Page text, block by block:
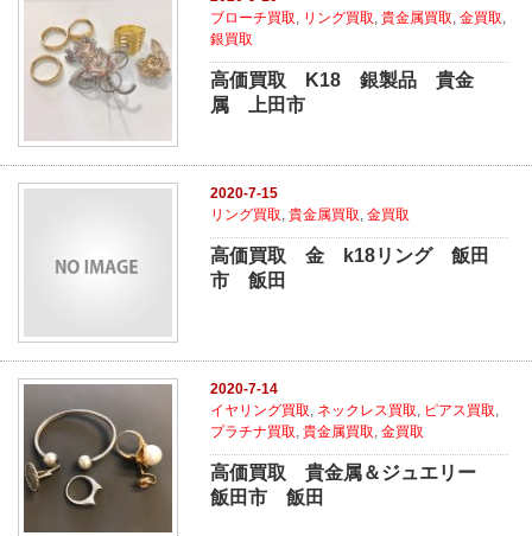
ブローチ買取, リング買取,貴金属買取,金買取,
銀買取
高価買取 K18 銀製品 貴金
属 上田市
2020-7-15
リング買取 ,貴金属買取 ,金買取
高価買取 金 k18リング 飯田
市 飯田
2020-7-14
イヤリング買取, ネックレス買取, ピアス買取,
プラチナ買取,貴金属買取,金買取
高価買取 貴金属＆ジュエリー
飯田市 飯田